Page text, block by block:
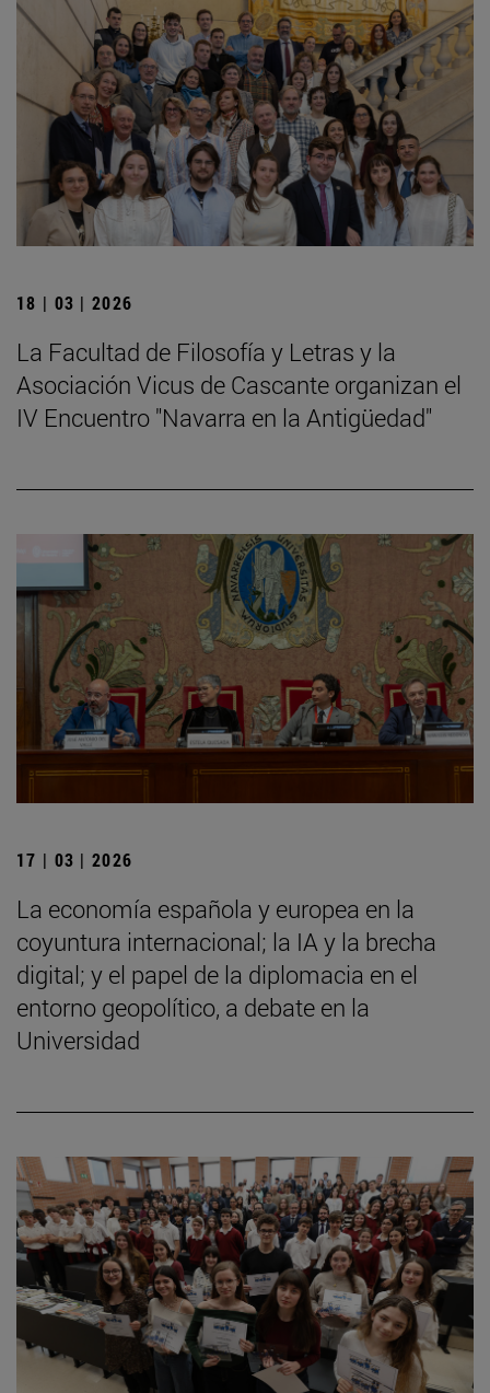
18 | 03 | 2026
La Facultad de Filosofía y Letras y la
Asociación Vicus de Cascante organizan el
IV Encuentro "Navarra en la Antigüedad"
17 | 03 | 2026
La economía española y europea en la
coyuntura internacional; la IA y la brecha
digital; y el papel de la diplomacia en el
entorno geopolítico, a debate en la
Universidad